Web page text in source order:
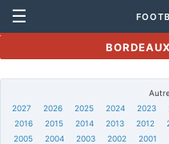
☰
2027
2026 2025 2024 2023
2016
2015 2014 2013 2012
2005
2004 2003 2002 2001